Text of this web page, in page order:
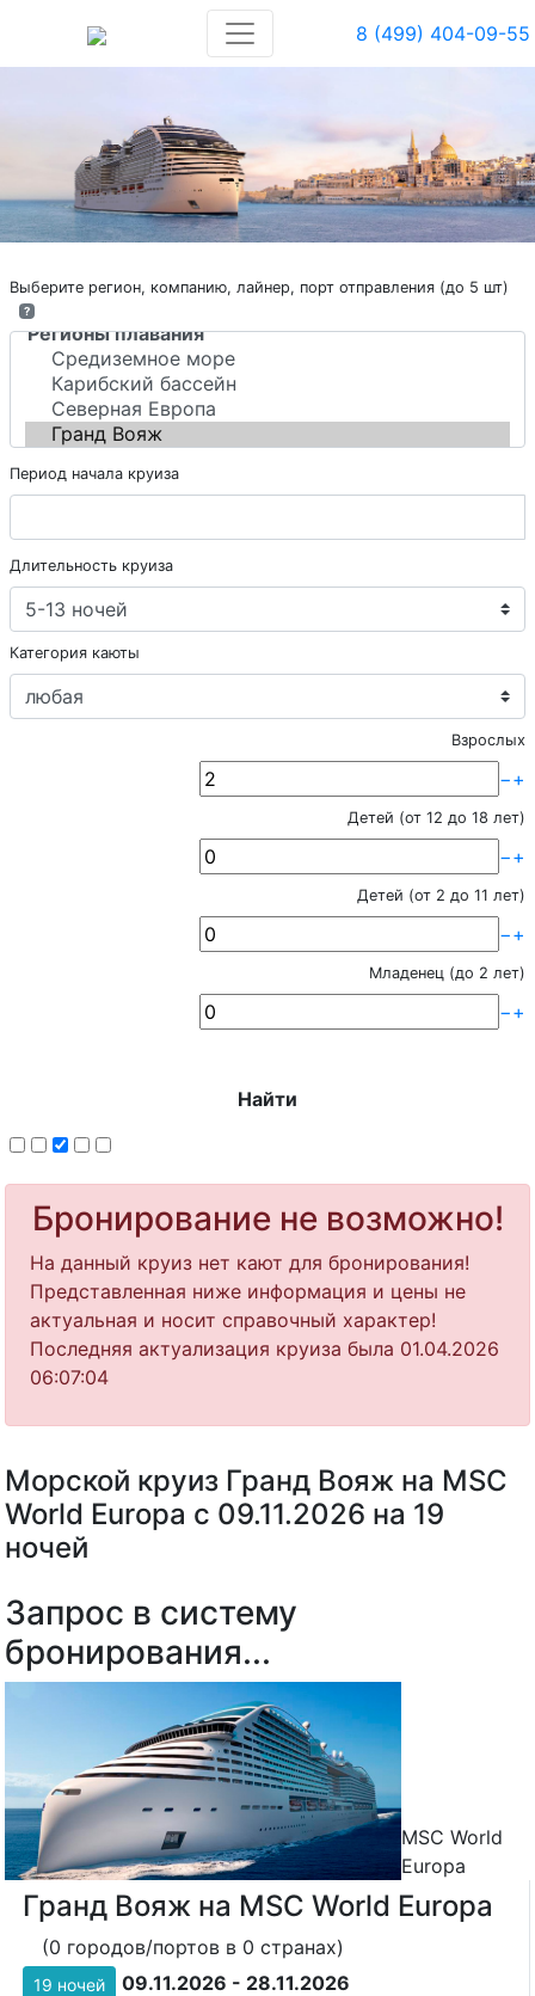
8 (499) 404-09-55
Выберите регион, компанию, лайнер, порт отправления (до 5 шт)
?
Период начала круиза
Длительность круиза
Категория каюты
Взрослых
−+
Детей (от 12 до 18 лет)
−+
Детей (от 2 до 11 лет)
−+
Младенец (до 2 лет)
−+
Найти
Бронирование не возможно!
На данный круиз нет кают для бронирования!
Представленная ниже информация и цены не
актуальная и носит справочный характер!
Последняя актуализация круиза была 01.04.2026
06:07:04
Морской круиз Гранд Вояж на MSC
World Europa с 09.11.2026 на 19
ночей
MSC World
Europa
Гранд Вояж на MSC World Europa
(0 городов/портов в 0 странах)
19 ночей 09.11.2026 - 28.11.2026
Запрос в систему
бронирования...